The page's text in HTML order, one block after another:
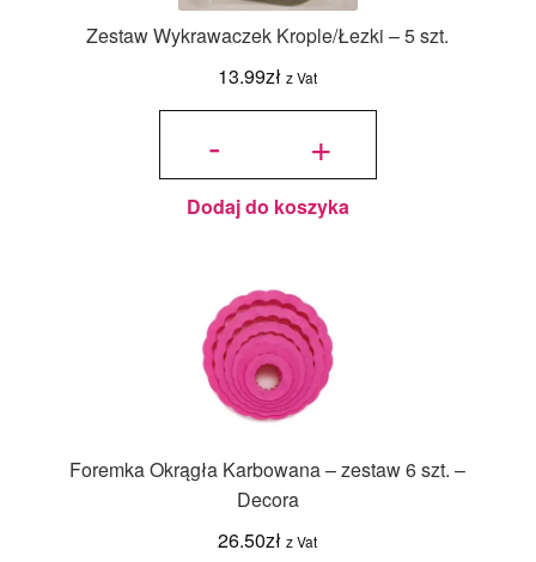
Zestaw Wykrawaczek Krople/Łezki – 5 szt.
13.99zł z Vat
-
ilość Zestaw
5 szt. +
Dodaj do koszyka
Foremka Okrągła Karbowana – zestaw 6 szt. –
Decora
26.50zł z Vat